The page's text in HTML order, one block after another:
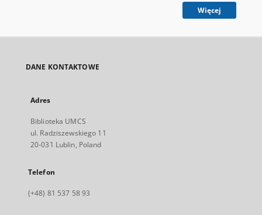
Więcej
DANE KONTAKTOWE
Adres
Biblioteka UMCS
ul. Radziszewskiego 11
20-031 Lublin, Poland
Telefon
(+48) 81 537 58 93